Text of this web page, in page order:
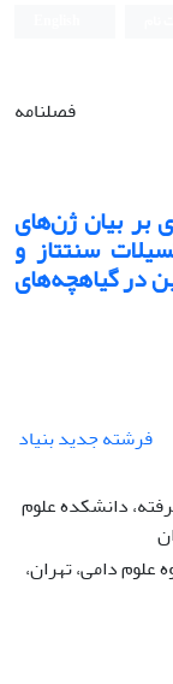
فصلنامه
بر بیان ژن‌های
1-پرولین-5-کربوکسیلات سنتتاز و
فعالیت آنزیم پراکسیداز و محتوای پرولین در گیاه‫چه‌های
فرشته جدید بنیاد
دانشکده علوم
علوم دامی، تهران،